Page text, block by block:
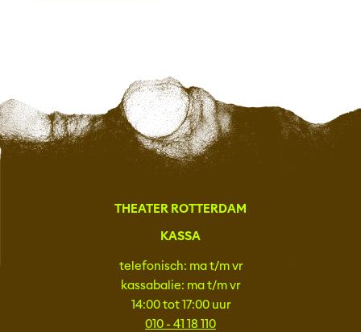
THEATER ROTTERDAM
KASSA
telefonisch: ma t/m vr
kassabalie: ma t/m vr
14:00 tot 17:00 uur
010 - 41 18 110